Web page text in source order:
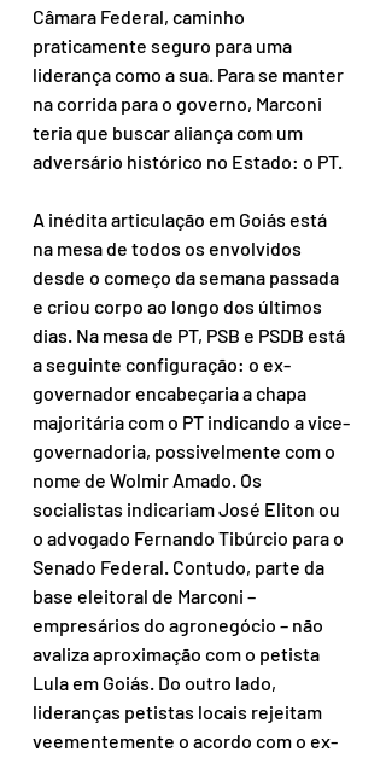
Câmara Federal, caminho
praticamente seguro para uma
liderança como a sua. Para se manter
na corrida para o governo, Marconi
teria que buscar aliança com um
adversário histórico no Estado: o PT.
A inédita articulação em Goiás está
na mesa de todos os envolvidos
desde o começo da semana passada
e criou corpo ao longo dos últimos
dias. Na mesa de PT, PSB e PSDB está
a seguinte configuração: o ex-
governador encabeçaria a chapa
majoritária com o PT indicando a vice-
governadoria, possivelmente com o
nome de Wolmir Amado. Os
socialistas indicariam José Eliton ou
o advogado Fernando Tibúrcio para o
Senado Federal. Contudo, parte da
base eleitoral de Marconi –
empresários do agronegócio – não
avaliza aproximação com o petista
Lula em Goiás. Do outro lado,
lideranças petistas locais rejeitam
veementemente o acordo com o ex-